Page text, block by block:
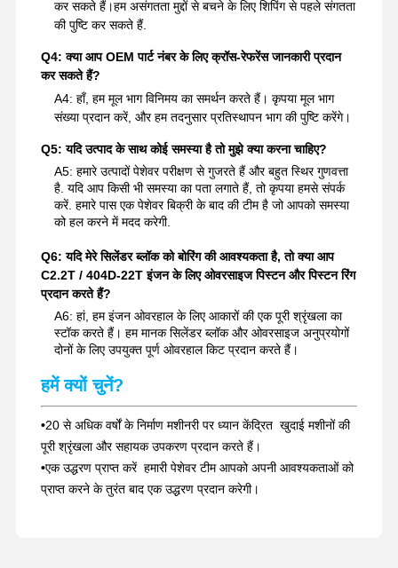
कर सकते हैं।हम असंगतता मुद्दों से बचने के लिए शिपिंग से पहले संगतता
की पुष्टि कर सकते हैं.
Q4: क्या आप OEM पार्ट नंबर के लिए क्रॉस-रेफरेंस जानकारी प्रदान
कर सकते हैं?
A4: हाँ, हम मूल भाग विनिमय का समर्थन करते हैं। कृपया मूल भाग
संख्या प्रदान करें, और हम तदनुसार प्रतिस्थापन भाग की पुष्टि करेंगे।
Q5: यदि उत्पाद के साथ कोई समस्या है तो मुझे क्या करना चाहिए?
A5: हमारे उत्पादों पेशेवर परीक्षण से गुजरते हैं और बहुत स्थिर गुणवत्ता
है. यदि आप किसी भी समस्या का पता लगाते हैं, तो कृपया हमसे संपर्क
करें. हमारे पास एक पेशेवर बिक्री के बाद की टीम है जो आपको समस्या
को हल करने में मदद करेगी.
Q6: यदि मेरे सिलेंडर ब्लॉक को बोरिंग की आवश्यकता है, तो क्या आप
C2.2T / 404D-22T इंजन के लिए ओवरसाइज पिस्टन और पिस्टन रिंग
प्रदान करते हैं?
A6: हां, हम इंजन ओवरहाल के लिए आकारों की एक पूरी श्रृंखला का
स्टॉक करते हैं। हम मानक सिलेंडर ब्लॉक और ओवरसाइज अनुप्रयोगों
दोनों के लिए उपयुक्त पूर्ण ओवरहाल किट प्रदान करते हैं।
हमें क्यों चुनें?
•20 से अधिक वर्षों के निर्माण मशीनरी पर ध्यान केंद्रित ️ खुदाई मशीनों की
पूरी श्रृंखला और सहायक उपकरण प्रदान करते हैं।
•एक उद्धरण प्राप्त करें ️ हमारी पेशेवर टीम आपको अपनी आवश्यकताओं को
प्राप्त करने के तुरंत बाद एक उद्धरण प्रदान करेगी।